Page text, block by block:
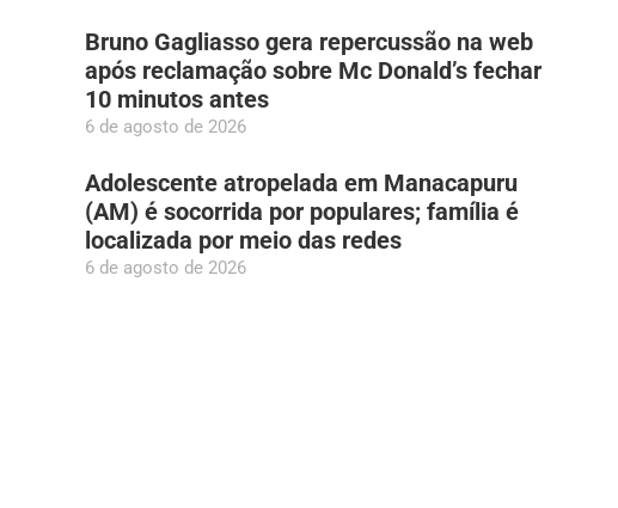
Bruno Gagliasso gera repercussão na web
após reclamação sobre Mc Donald’s fechar
10 minutos antes
6 de agosto de 2026
Adolescente atropelada em Manacapuru
(AM) é socorrida por populares; família é
localizada por meio das redes
6 de agosto de 2026